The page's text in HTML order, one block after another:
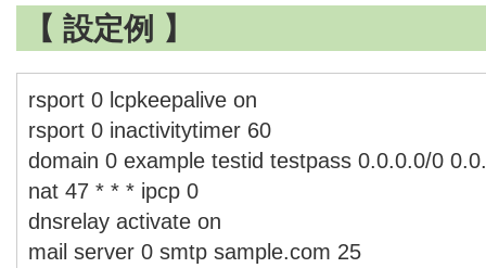
【 設定例 】
rsport 0 lcpkeepalive on
rsport 0 inactivitytimer 60
domain 0 example testid testpass 0.0.0.0/0
nat 47 * * * ipcp 0
dnsrelay activate on
mail server 0 smtp sample.com 25